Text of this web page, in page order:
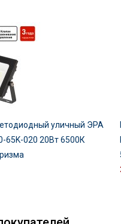
уличный ЭРА
65K-020 20Вт 6500К